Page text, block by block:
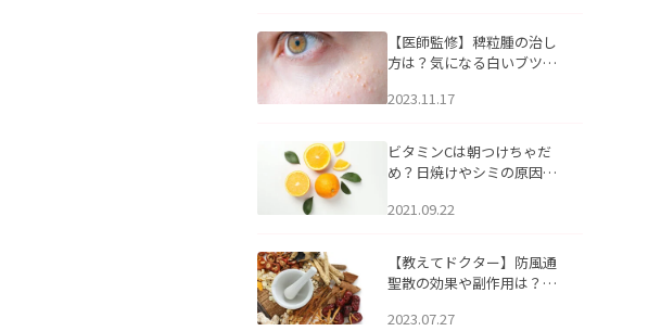
【医師監修】稗粒腫の治し
方は？気になる白いブツブ
アについて
2023.11.17
ビタミンCは朝つけちゃだ
め？日焼けやシミの原因に
2021.09.22
【教えてドクター】防風通
聖散の効果や副作用は？長
2023.07.27